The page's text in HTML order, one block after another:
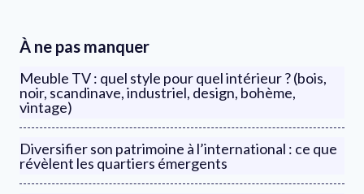
À ne pas manquer
Meuble TV : quel style pour quel intérieur ? (bois,
noir, scandinave, industriel, design, bohème,
vintage)
Diversifier son patrimoine à l’international : ce que
révèlent les quartiers émergents